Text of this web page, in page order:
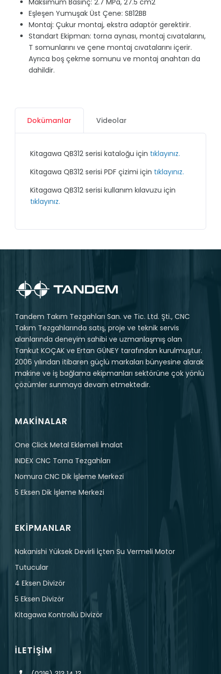
Maksimum Basınç: 2.7 MPa, 27.5 cm2
Eşleşen Yumuşak Üst Çene: SB12BB
Montaj: Çukur montaj, ekstra adaptör gerektirir.
Standart Ekipman: torna aynası, montaj cıvatalarını,
T somunlarını ve çene montaj cıvatalarını içerir.
Ayrıca boş çekme somunu ve montaj anahtarı da
dahildir.
Dokümanlar Videolar
Kitagawa QB312 serisi kataloğu için tıklayınız.
Kitagawa QB312 serisi PDF çizimi için tıklayınız.
Kitagawa QB312 serisi kullanım kılavuzu için
tıklayınız.
Tandem Takım Tezgahları San. ve Tic. Ltd. Şti., CNC
Takım Tezgahlarında satış, proje ve teknik servis
alanlarında deneyim sahibi ve uzmanlaşmış olan
Tankut KOÇAK ve Ertan GÜNEY tarafından kurulmuştur.
2006 yılından itibaren güçlü markaları bünyesine alarak
makine ve iş bağlama ekipmanları sektörüne çok yönlü
çözümler sunmaya devam etmektedir.
MAKINALAR
One Click Metal Eklemeli İmalat
INDEX CNC Torna Tezgahları
Nomura CNC Dik İşleme Merkezi
5 Eksen Dik İşleme Merkezi
EKIPMANLAR
Nakanishi Yüksek Devirli İçten Su Vermeli Motor
Tutucular
4 Eksen Divizör
5 Eksen Divizör
Kitagawa Kontrollü Divizör
İLETIŞIM